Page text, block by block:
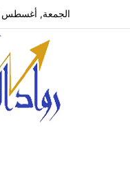
الجمعة, أغسطس 7 2026